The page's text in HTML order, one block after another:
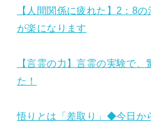
【人間関係に疲れた】2：8
が楽になります
【言霊の力】言霊の実験で
た！
悟りとは「差取り」◆今日か